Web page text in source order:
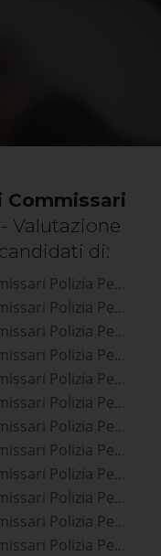
- Valutazione
di:
Test Psicoattitudinali Commissari Polizia Penitenziaria Rivoli
Test Psicoattitudinali Commissari Polizia Penitenziaria Collegno
Test Psicoattitudinali Commissari Polizia Penitenziaria Grugliasco
Test Psicoattitudinali Commissari Polizia Penitenziaria Venaria Reale
Test Psicoattitudinali Commissari Polizia Penitenziaria Torino
Test Psicoattitudinali Commissari Polizia Penitenziaria Nichelino
Test Psicoattitudinali Commissari Polizia Penitenziaria Moncalieri
Test Psicoattitudinali Commissari Polizia Penitenziaria Settimo Torinese
Test Psicoattitudinali Commissari Polizia Penitenziaria Chieri
Test Psicoattitudinali Commissari Polizia Penitenziaria Pinerolo
Test Psicoattitudinali Commissari Polizia Penitenziaria Bra
Test Psicoattitudinali Commissari Polizia Penitenziaria Asti